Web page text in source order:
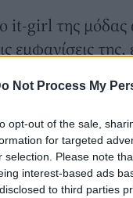
Not Process My
opt-out of the sale,
for targeted
selection. Please note
interest-based ads
to third parties
it-girl της μόδας
εμφανίσεις της,
γνωστά
κι έχει
Giambattista
μια
πολύ
και η